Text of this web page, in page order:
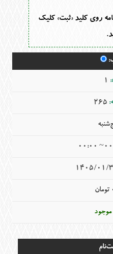
روی کلید «ثبت» کلیک
1
265
1405/01/
موجود